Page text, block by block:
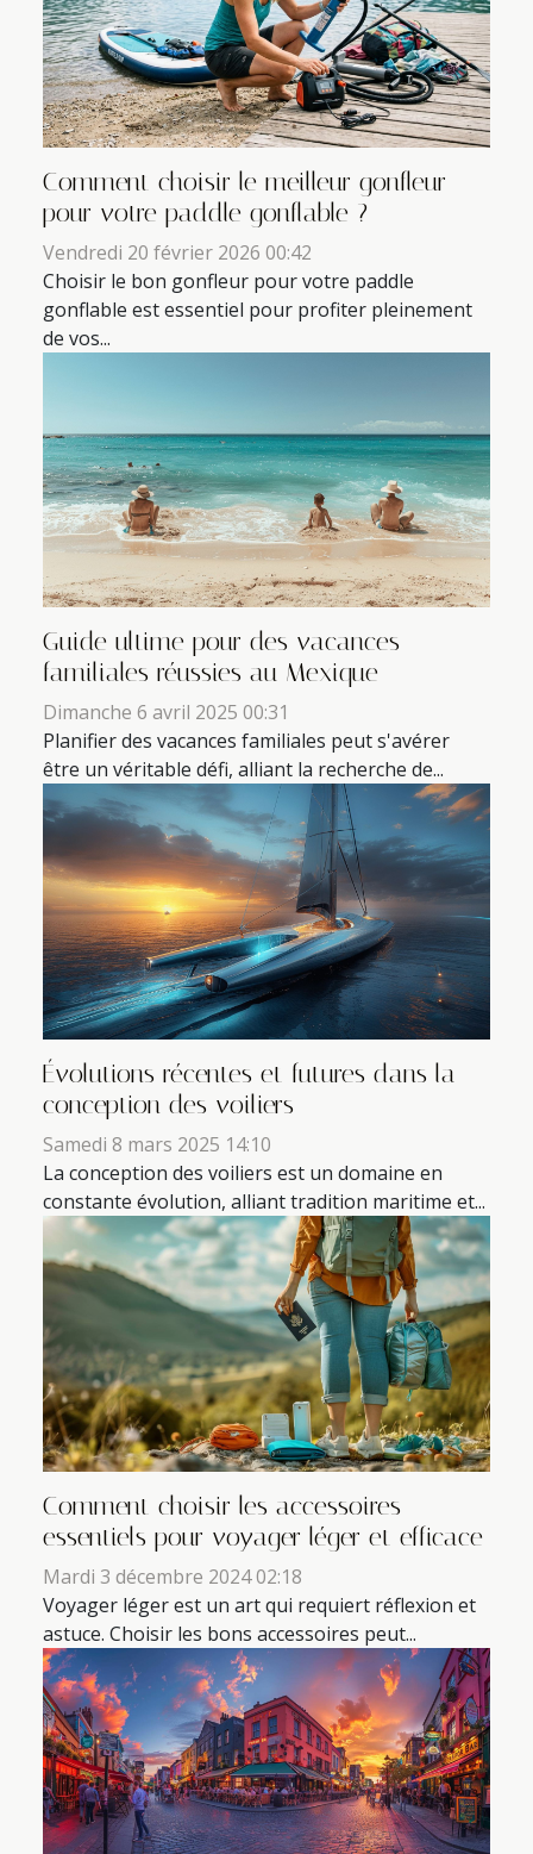
Comment choisir le meilleur gonfleur
pour votre paddle gonflable ?
Vendredi 20 février 2026 00:42
Choisir le bon gonfleur pour votre paddle
gonflable est essentiel pour profiter pleinement
de vos...
Guide ultime pour des vacances
familiales réussies au Mexique
Dimanche 6 avril 2025 00:31
Planifier des vacances familiales peut s'avérer
être un véritable défi, alliant la recherche de...
Évolutions récentes et futures dans la
conception des voiliers
Samedi 8 mars 2025 14:10
La conception des voiliers est un domaine en
constante évolution, alliant tradition maritime et...
Comment choisir les accessoires
essentiels pour voyager léger et efficace
Mardi 3 décembre 2024 02:18
Voyager léger est un art qui requiert réflexion et
astuce. Choisir les bons accessoires peut...